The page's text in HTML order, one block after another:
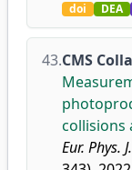
doi DEA
43.CMS
collisions
Eur. Phys.